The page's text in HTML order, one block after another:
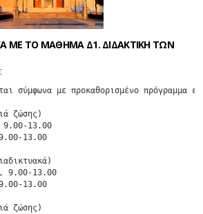
ΜΕ ΤΟ ΜΑΘΗΜΑ Δ1. ΔΙΔΑΚΤΙΚΗ ΤΩΝ
σύμφωνα με προκαθορισμένο πρόγραμμα
ζώσης)
9.00-13.00
13.00
9.00-13.00
13.00
ζώσης)